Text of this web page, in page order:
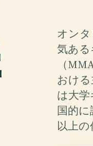
オン
気あ
（
おけ
は大
国的
以上